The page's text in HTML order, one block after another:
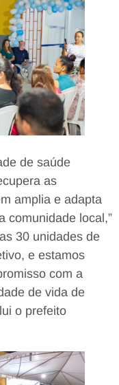
de saúde
as
amplia e adapta
comunidade local,”
30 unidades de
e estamos
com a
de vida de
o prefeito